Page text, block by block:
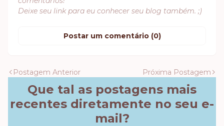
Deixe seu link para eu conhecer seu blog também. ;)
Postar um comentário (0)
Postagem Anterior Próxima Postagem
Que tal as postagens mais
recentes diretamente no seu e-
mail?